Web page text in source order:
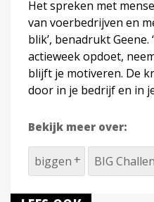
Het spreken met
van voerbedrijven en
blik’, benadrukt Geene.
actieweek opdoet,
blijft je motiveren. De
door in je bedrijf en in
Bekijk meer over:
biggen BIG